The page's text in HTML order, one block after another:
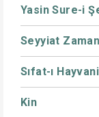
Yasin Sure-i
Seyyiat
Sıfat-ı
Kin